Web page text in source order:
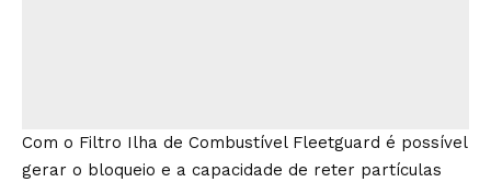
Com o Filtro Ilha de Combustível Fleetguard é possível
gerar o bloqueio e a capacidade de reter partículas